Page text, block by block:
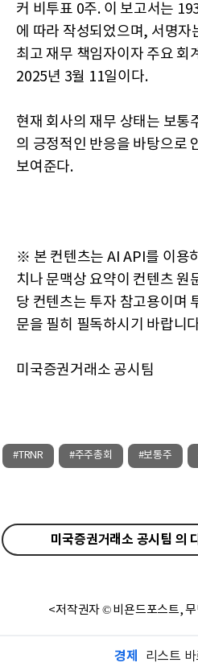
커 비투표 0주. 이 보고서는
에 따라 작성되었으며, 서명자
최고 재무 책임자이자 주요 회
2025년 3월 11일이다.
현재 회사의 재무 상태는 보통
의 긍정적인 반응을 바탕으로
보여준다.
※ 본 컨텐츠는 AI API를 이용
치나 문맥상 요약이 컨텐츠 원
당 컨텐츠는 투자 참고용이며
문을 필히 필독하시기 바랍니
미국증권거래소 공시팀
#TRNR #주주총회 #보통주
미국증권거래소 공시팀 의
<저작권자 © 비욘드포스트,
경제 리스트 바